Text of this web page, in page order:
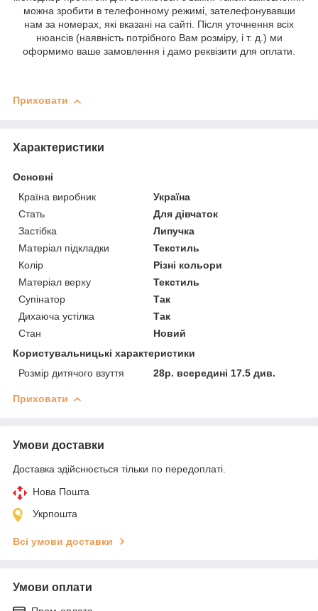
можна зробити в телефонному режимі, зателефонувавши
нам за номерах, які вказані на сайті. Після уточнення всіх
нюансів (наявність потрібного Вам розміру, і т. д.) ми
оформимо ваше замовлення і дамо реквізити для оплати.
Приховати
Характеристики
Основні
Країна виробник
Україна
Стать
Для дівчаток
Застібка
Липучка
Матеріал підкладки
Текстиль
Колір
Різні кольори
Матеріал верху
Текстиль
Супінатор
Так
Дихаюча устілка
Так
Стан
Новий
Користувальницькі характеристики
Розмір дитячого взуття
28р. всередині 17.5 див.
Приховати
Умови доставки
Доставка здійснюється тільки по передоплаті.
Нова Пошта
Укрпошта
Всі умови доставки
Умови оплати